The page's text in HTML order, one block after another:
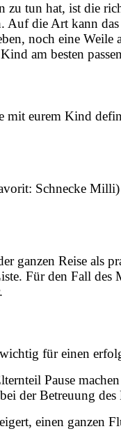
zu tun hat, ist die
Auf die Art kann
noch eine
am besten
eurem Kind
Schnecke Milli)
ganzen Reise als
Für den Fall
für einen
Pause
der Betreuung
einen ganzen